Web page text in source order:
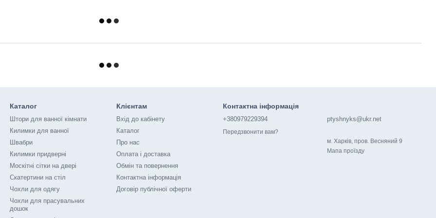
Каталог
Штори для ванної кімнати
Килимки для ванної
Швабри
Килимки придверні
Москітні сітки на двері
Скатертини на стіл
Чохли для одягу
Чохли для прасувальних
дошок
Клієнтам
Вхід до кабінету
Каталог
Про нас
Оплата і доставка
Обмін та повернення
Контактна інформація
Договір публічної оферти
Контактна інформація
+380979229394
Передзвонити вам?
ptyshnyks@ukr.net
м. Харків, пров. Весняний 9
Мапа проїзду